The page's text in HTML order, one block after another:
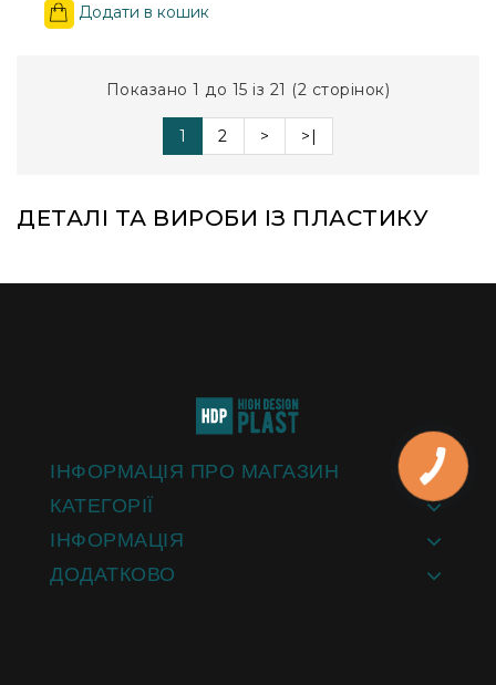
Додати в кошик
Показано 1 до 15 із 21 (2 сторінок)
1 2 > >|
ДЕТАЛІ ТА ВИРОБИ ІЗ ПЛАСТИКУ
ІНФОРМАЦІЯ ПРО МАГАЗИН
КАТЕГОРІЇ
ІНФОРМАЦІЯ
ДОДАТКОВО